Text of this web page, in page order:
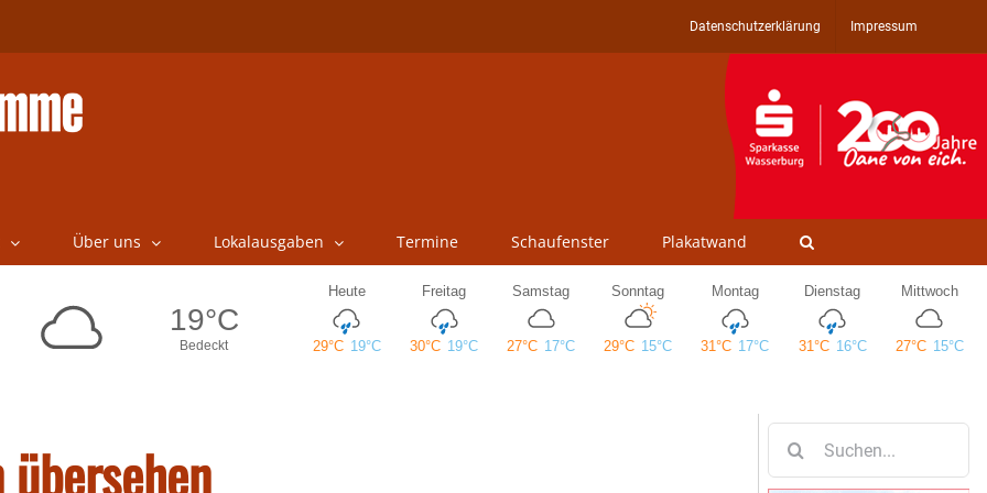
Datenschutzerklärung Impressum
Über uns Lokalausgaben Termine Schaufenster Plakatwand
nach: